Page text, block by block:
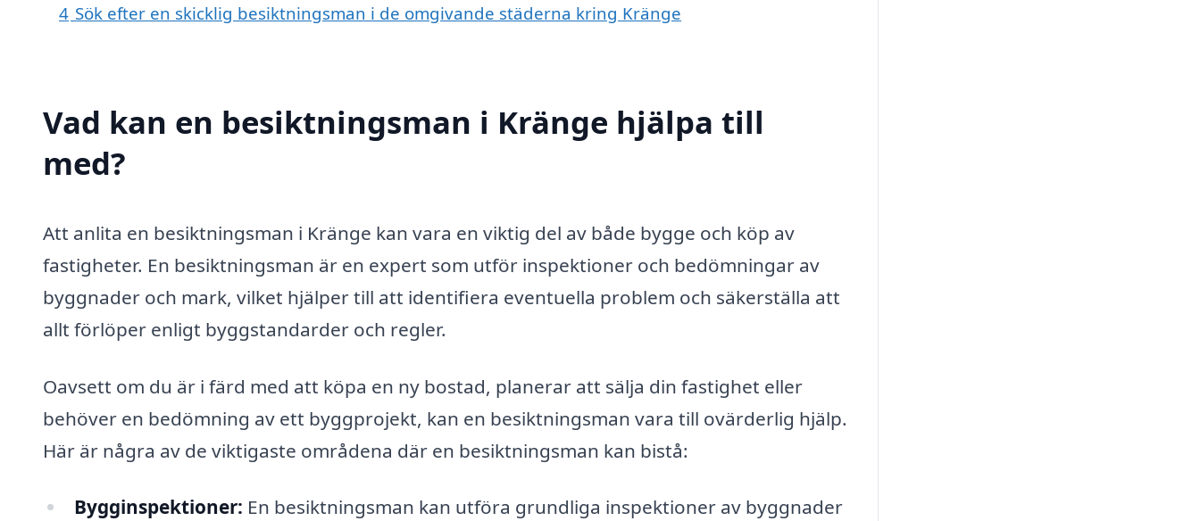
4 Sök efter en skicklig besiktningsman i de omgivande städerna kring Kränge
Vad kan en besiktningsman i Kränge hjälpa till
med?
Att anlita en besiktningsman i Kränge kan vara en viktig del av både bygge och köp av
fastigheter. En besiktningsman är en expert som utför inspektioner och bedömningar av
byggnader och mark, vilket hjälper till att identifiera eventuella problem och säkerställa att
allt förlöper enligt byggstandarder och regler.
Oavsett om du är i färd med att köpa en ny bostad, planerar att sälja din fastighet eller
behöver en bedömning av ett byggprojekt, kan en besiktningsman vara till ovärderlig hjälp.
Här är några av de viktigaste områdena där en besiktningsman kan bistå:
Bygginspektioner: En besiktningsman kan utföra grundliga inspektioner av byggnader